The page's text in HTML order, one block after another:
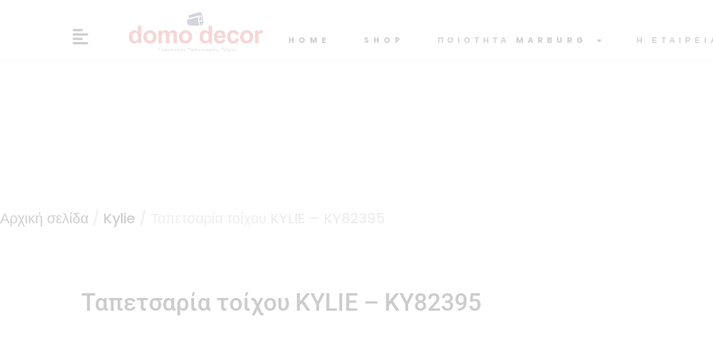
HOME SHOP ΠΟΙΟΤΗΤΑ MARBURG Η
Αρχική σελίδα Kylie
Ταπετσαρία τοίχου KYLIE – KY82395